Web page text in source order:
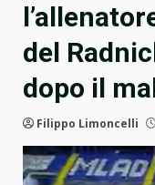
del
dopo il
Filippo Limoncelli